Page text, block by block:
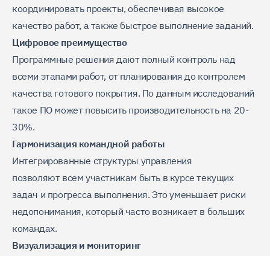
координировать проекты, обеспечивая высокое
качество работ, а также быстрое выполнение заданий.
Цифровое преимущество
Программные решения дают полный контроль над
всеми этапами работ, от планирования до контролем
качества готового покрытия. По данным исследований
такое ПО может повысить производительность на 20-
30%.
Гармонизация командной работы
Интегрированные структуры управления
позволяют всем участникам быть в курсе текущих
задач и прогресса выполнения. Это уменьшает риски
недопонимания, который часто возникает в больших
командах.
Визуализация и мониторинг